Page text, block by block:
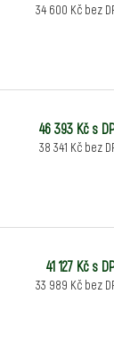
34 600 Kč bez
46 393 Kč s
38 341 Kč bez
41 127 Kč s
33 989 Kč bez